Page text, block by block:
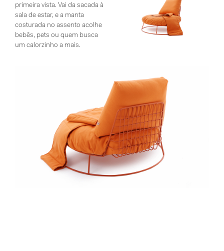
primeira vista. Vai da sacada à
sala de estar, e a manta
costurada no assento acolhe
bebês, pets ou quem busca
um calorzinho a mais.